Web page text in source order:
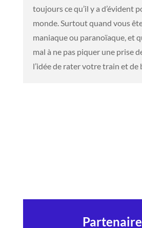
toujours ce qu’il y a d’évident
monde. Surtout quand vous
maniaque ou paranoïaque, et
mal à ne pas piquer une prise
l’idée de rater votre train et de